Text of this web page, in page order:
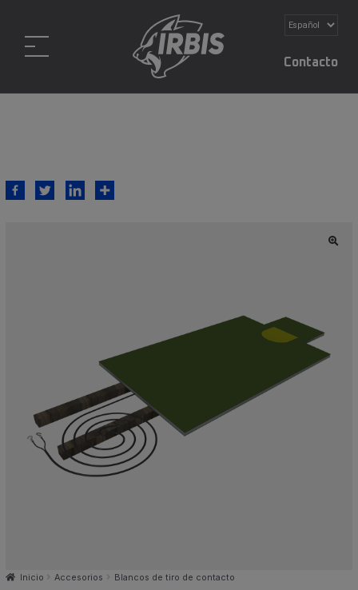
Contacto
Inicio Accesorios Blancos de tiro de contacto